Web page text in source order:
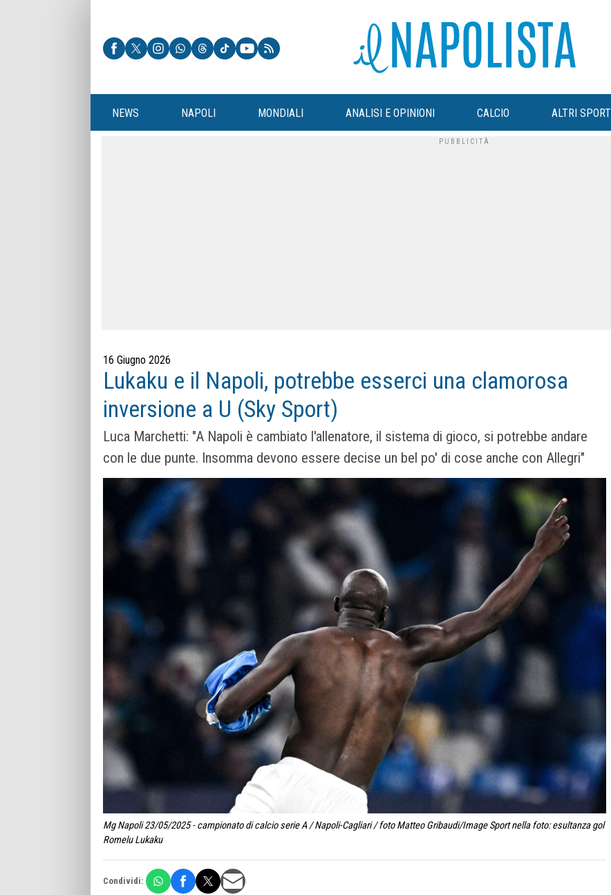
NEWS NAPOLI MONDIALI ANALISI E OPINIONI CALCIO ALTRI SPORT
16 Giugno 2026
Lukaku e il Napoli, potrebbe esserci una clamorosa
inversione a U (Sky Sport)
Luca Marchetti: "A Napoli è cambiato l'allenatore, il sistema di gioco, si potrebbe andare
con le due punte. Insomma devono essere decise un bel po' di cose anche con Allegri"
Mg Napoli 23/05/2025 - campionato di calcio serie A / Napoli-Cagliari / foto Matteo Gribaudi/Image Sport nella foto: esultanza gol
Romelu Lukaku
Condividi: